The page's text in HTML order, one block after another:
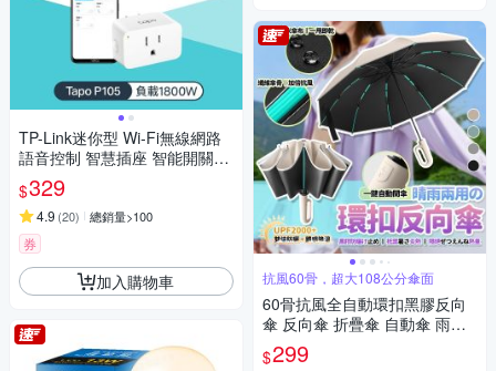
TP-Link迷你型 Wi-Fi無線網路
語音控制 智慧插座 智能開關
(支援Google，Alexa/智慧充/Ta
po P105)
$329
4.9 (20) 總銷量>100
券
加入購物車 抗風60骨，超大108公分傘面
60骨抗風全自動環扣黑膠反向
傘 反向傘 折疊傘 自動傘 雨傘
遮陽傘 樂豐生活
$299